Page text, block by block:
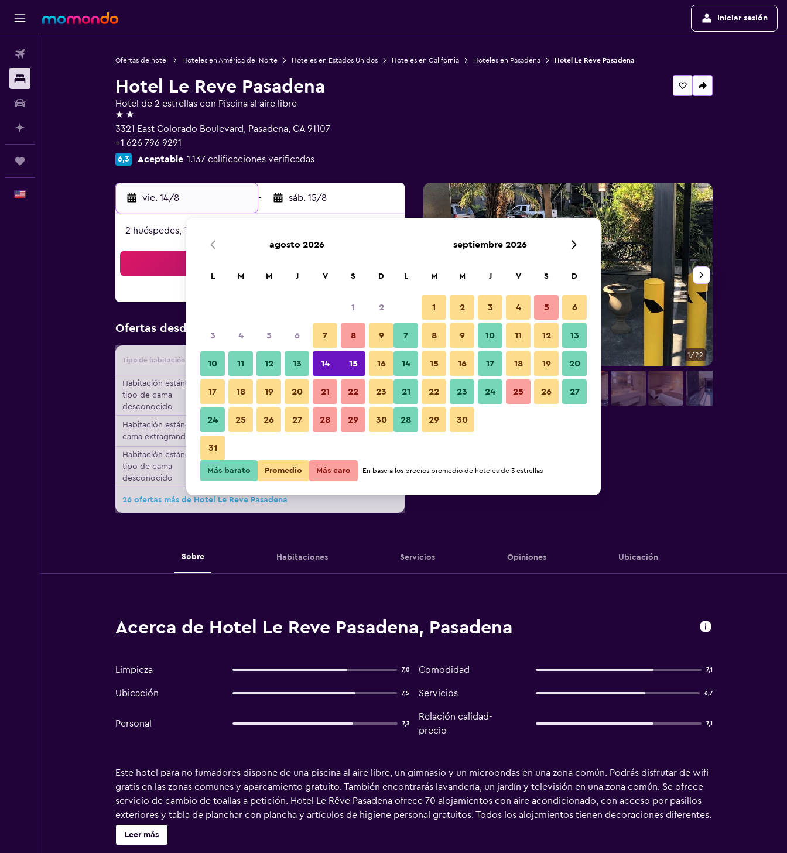
Iniciar sesión
Ofertas de hotel Hoteles en América del Norte Hoteles en Estados Unidos Hoteles en California Hoteles en Pasadena Hotel Le Reve Pasadena
Hotel Le Reve Pasadena
Hotel de 2 estrellas con Piscina al aire libre
2 estrellas
3321 East Colorado Boulevard, Pasadena, CA 91107
+1 626 796 9291
6,3 Aceptable 1.137 calificaciones verificadas
vie. 14/8 - sáb. 15/8
2 huéspedes, 1 habitación
Ofertas desde Oferta más barata de precio por noche
Tipo de habitación Proveedor Total noche
Habitación estándar,
tipo de cama
desconocido
$70 Ver oferta
Habitación estándar, 1
cama extragrande
$77 Ver oferta
Habitación estándar,
tipo de cama
desconocido
$82 Ver oferta
26 ofertas más de Hotel Le Reve Pasadena
Patio 1/22
Fotos
Sobre Habitaciones Servicios Opiniones Ubicación
Acerca de Hotel Le Reve Pasadena, Pasadena
Limpieza 7,0 Comodidad 7,1
Ubicación 7,5 Servicios 6,7
Personal 7,3
Relación calidad-
precio
7,1
Este hotel para no fumadores dispone de una piscina al aire libre, un gimnasio y un microondas en una zona común. Podrás disfrutar de wifi
gratis en las zonas comunes y aparcamiento gratuito. También encontrarás lavandería, un jardín y televisión en una zona común. Se ofrece
servicio de cambio de toallas a petición. Hotel Le Rêve Pasadena ofrece 70 alojamientos con aire acondicionado, con acceso por pasillos
exteriores y tabla de planchar con plancha y artículos de higiene personal gratuitos. Todos los alojamientos tienen decoraciones diferentes.
Se ofrece una televisión de pantalla plana de 42 pulgadas con canales por cable. Los baños están equipados con ducha con cabezal de
ducha tipo lluvia. Los huéspedes pueden navegar por la web gracias a nuestro acceso a Internet wifi gratis. Los servicios para las personas
Leer más
agosto 2026
L M M J V S D
1 2
3 4 5 6 7 8 9
10 11 12 13 14 15 16
17 18 19 20 21 22 23
24 25 26 27 28 29 30
31
septiembre 2026
L M M J V S D
1 2 3 4 5 6
7 8 9 10 11 12 13
14 15 16 17 18 19 20
21 22 23 24 25 26 27
28 29 30
Más barato Promedio Más caro En base a los precios promedio de hoteles de 3 estrellas